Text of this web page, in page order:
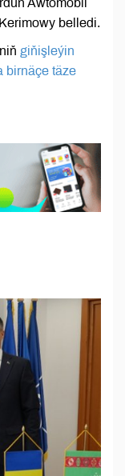
belledi.
giňişleýin
birnäçe täze